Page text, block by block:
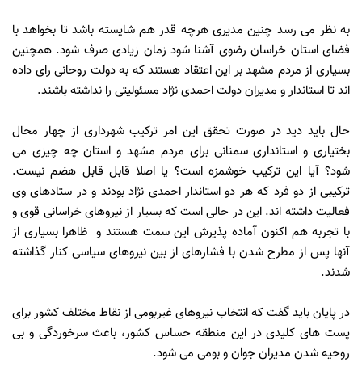
به نظر می رسد چنین مدیری هرچه قدر هم شایسته باشد تا بخواهد با
فضای استان خراسان رضوی آشنا شود زمان زیادی صرف شود. همچنین
بسیاری از مردم مشهد بر این اعتقاد هستند که به دولت روحانی رای داده
اند تا استاندار و مدیران دولت احمدی نژاد مسئولیتی را نداشته باشند.
حال باید دید در صورت تحقق این امر ترکیب شهرداری از چهار محال
بختیاری و استانداری سمنانی برای مردم مشهد و استان چه چیزی می
شود؟ آیا این ترکیب خوشمزه است؟ یا اصلا قابل قابل هضم نیست.
ترکیبی از دو فرد که هر دو استاندار احمدی نژاد بودند و در ستادهای وی
فعالیت داشته اند. این در حالی است که بسیار از نیروهای خراسانی قوی و
با تجربه هم اکنون آماده پذیرش این سمت هستند و ظاهرا بسیاری از
آنها پس از مطرح شدن با فشارهای از بین نیروهای سیاسی کنار گذاشته
شدند.
در پایان باید گفت که انتخاب نیروهای غیربومی از نقاط مختلف کشور برای
پست های کلیدی در این منطقه حساس کشور، باعث سرخوردگی و بی
روحیه شدن مدیران جوان و بومی می شود.